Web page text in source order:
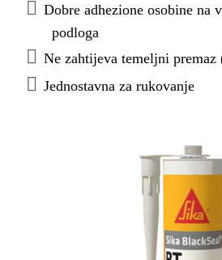
Dobre adhezione osobine na
podloga
Ne zahtijeva temeljni premaz
Jednostavna za rukovanje